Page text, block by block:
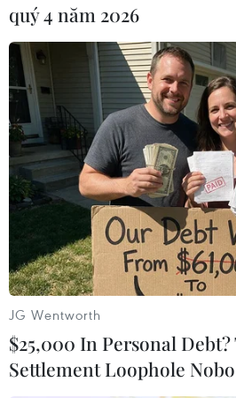
#Người nhập cư #Hải quân Italy
#Tàu chiến
#Máy bay Italy
Theo dõi VietnamPlus
quý 4 năm 2026
JG Wentworth
$25,000 In Personal Debt?
Settlement Loophole